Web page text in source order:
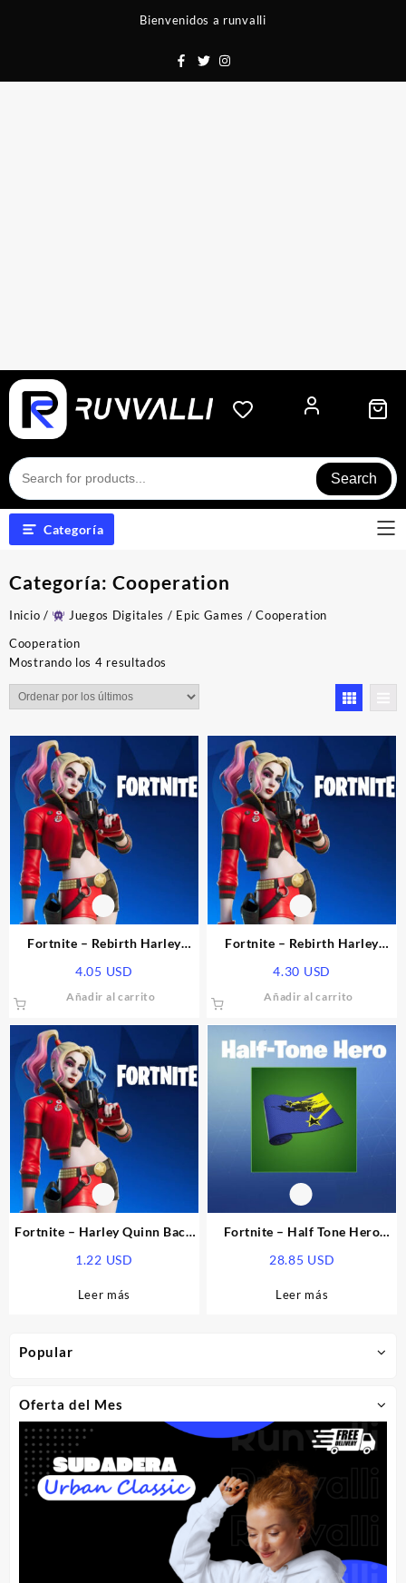
Bienvenidos a runvalli
Search
Categoría
Popular
Oferta del Mes
Categoría: Cooperation
Inicio / Juegos Digitales / Epic Games / Cooperation
Cooperation
Mostrando los 4 resultados
por
Fortnite – Rebirth Harley
Games CD Key
4.05 USD
Añadir al carrito
Fortnite – Rebirth Harley
CD Key
4.30 USD
Añadir al carrito
Fortnite – Harley Quinn Back
1.22 USD
Leer más
Fortnite – Half Tone Hero
Key
28.85 USD
Leer más